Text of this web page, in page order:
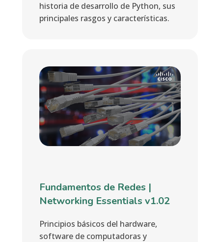
historia de desarrollo de Python, sus
principales rasgos y características.
Fundamentos de Redes |
Networking Essentials v1.02
Principios básicos del hardware,
software de computadoras y